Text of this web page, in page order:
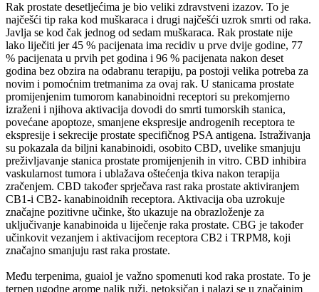
Rak prostate desetljećima je bio veliki zdravstveni izazov. To je
najčešći tip raka kod muškaraca i drugi najčešći uzrok smrti od raka.
Javlja se kod čak jednog od sedam muškaraca. Rak prostate nije
lako liječiti jer 45 % pacijenata ima recidiv u prve dvije godine, 77
% pacijenata u prvih pet godina i 96 % pacijenata nakon deset
godina bez obzira na odabranu terapiju, pa postoji velika potreba za
novim i pomoćnim tretmanima za ovaj rak. U stanicama prostate
promijenjenim tumorom kanabinoidni receptori su prekomjerno
izraženi i njihova aktivacija dovodi do smrti tumorskih stanica,
povećane apoptoze, smanjene ekspresije androgenih receptora te
ekspresije i sekrecije prostate specifičnog PSA antigena. Istraživanja
su pokazala da biljni kanabinoidi, osobito CBD, uvelike smanjuju
preživljavanje stanica prostate promijenjenih in vitro. CBD inhibira
vaskularnost tumora i ublažava oštećenja tkiva nakon terapija
zračenjem. CBD također sprječava rast raka prostate aktiviranjem
CB1-i CB2- kanabinoidnih receptora. Aktivacija oba uzrokuje
značajne pozitivne učinke, što ukazuje na obrazloženje za
uključivanje kanabinoida u liječenje raka prostate. CBG je također
učinkovit vezanjem i aktivacijom receptora CB2 i TRPM8, koji
značajno smanjuju rast raka prostate.
Među terpenima, guaiol je važno spomenuti kod raka prostate. To je
terpen ugodne arome nalik ruži, netoksičan i nalazi se u značajnim